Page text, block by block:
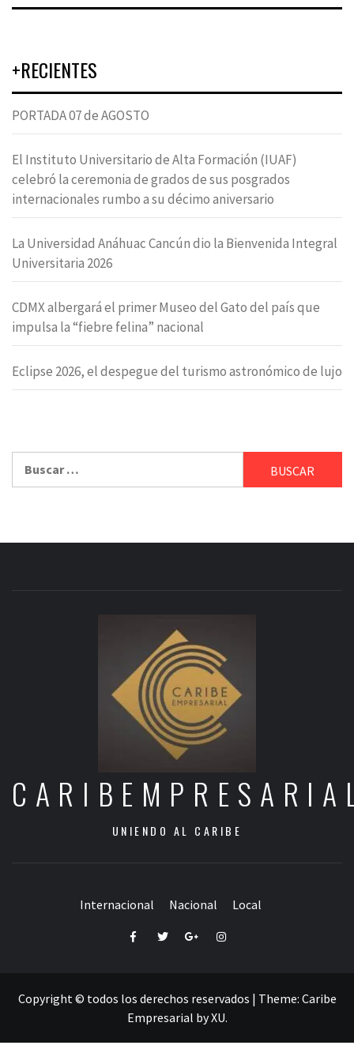
+RECIENTES
PORTADA 07 de AGOSTO
El Instituto Universitario de Alta Formación (IUAF)
celebró la ceremonia de grados de sus posgrados
internacionales rumbo a su décimo aniversario
La Universidad Anáhuac Cancún dio la Bienvenida Integral
Universitaria 2026
CDMX albergará el primer Museo del Gato del país que
impulsa la “fiebre felina” nacional
Eclipse 2026, el despegue del turismo astronómico de lujo
UNIENDO AL CARIBE
Internacional Nacional Local
FacebookTwitterGoogle+Instagram
Copyright © todos los derechos reservados | Theme: Caribe
Empresarial byXU.